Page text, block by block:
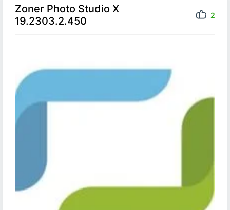
Zoner Photo Studio X
19.2303.2.450
2